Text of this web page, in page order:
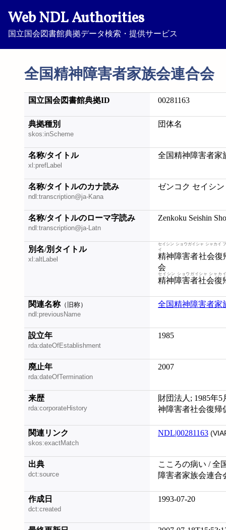
Web NDL Authorities
国立国会図書館典拠データ検索・提供サービス
全国精神障害者家族会連合会
国立国会図書館典拠ID 00281163
典拠種別
skos:inScheme
団体名
名称/タイトル
xl:prefLabel
全国精神障害者家
名称/タイトルのカナ読み
ndl:transcription@ja-Kana
ゼンコク セイシ
名称/タイトルのローマ字読み
ndl:transcription@ja-Latn
Zenkoku Seishin
別名/別タイトル
xl:altLabel
精神障害者社会復
会
セイシン ショウガイシャ シャカイ
イ
精神障害者社会復
セイシン ショウガイシャ シャカ
関連名称（旧称）
ndl:previousName
全国精神障害者家
設立年
rda:dateOfEstablishment
1985
廃止年
rda:dateOfTermination
2007
来歴
rda:corporateHistory
財団法人; 1985年
神障害者社会復帰
関連リンク
skos:exactMatch
NDL|00281163
出典
dct:source
こころの病い / 全
障害者家族会連合
作成日
dct:created
1993-07-20